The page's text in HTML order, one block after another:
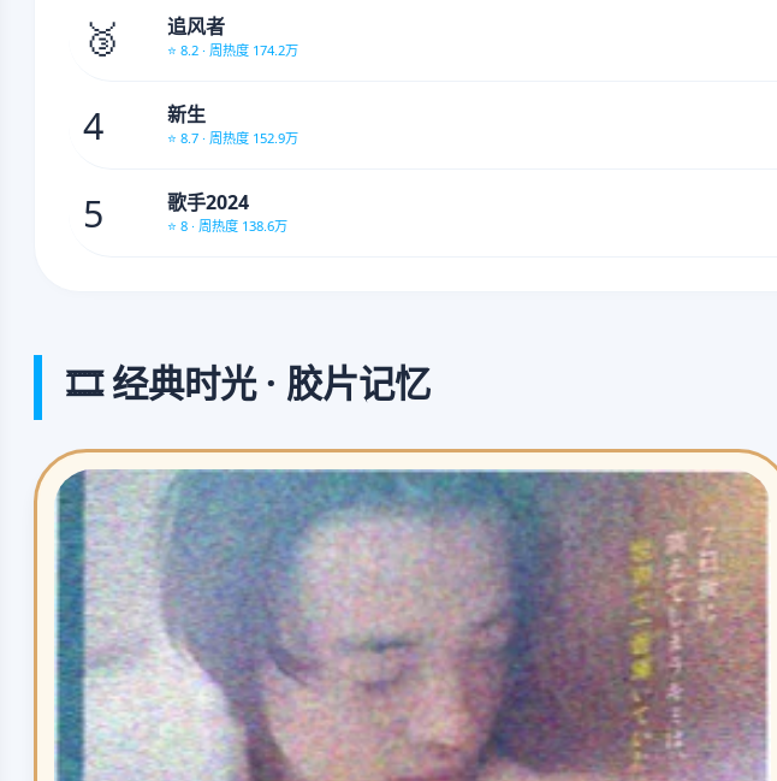
🥉 追风者
⭐ 8.2 · 周热度 174.2万
4 新生
⭐ 8.7 · 周热度 152.9万
5 歌手2024
⭐ 8 · 周热度 138.6万
🎞️ 经典时光 · 胶片记忆